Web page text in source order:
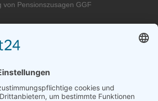
von Pensionszusagen GGF